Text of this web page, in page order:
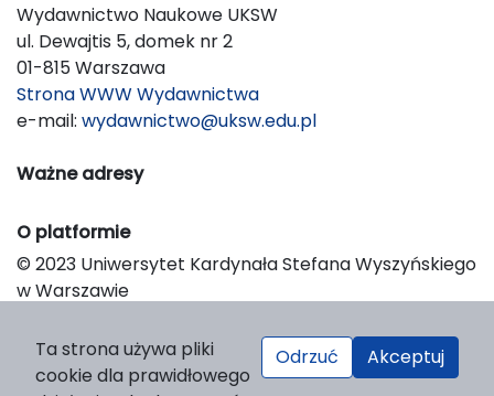
Wydawnictwo Naukowe UKSW
ul. Dewajtis 5, domek nr 2
01-815 Warszawa
Strona WWW Wydawnictwa
e-mail: wydawnictwo@uksw.edu.pl
Ważne adresy
O platformie
© 2023 Uniwersytet Kardynała Stefana Wyszyńskiego
w Warszawie
Platform & Workflow by OJS/PKP
Ta strona używa pliki
cookie dla prawidłowego
Odrzuć Akceptuj